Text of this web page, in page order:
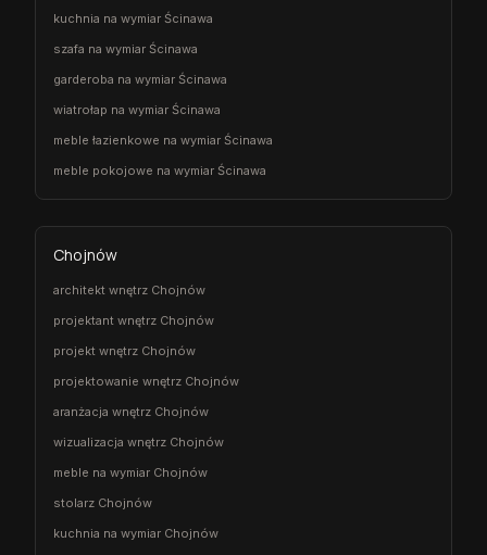
kuchnia na wymiar Ścinawa
szafa na wymiar Ścinawa
garderoba na wymiar Ścinawa
wiatrołap na wymiar Ścinawa
meble łazienkowe na wymiar Ścinawa
meble pokojowe na wymiar Ścinawa
Chojnów
architekt wnętrz Chojnów
projektant wnętrz Chojnów
projekt wnętrz Chojnów
projektowanie wnętrz Chojnów
aranżacja wnętrz Chojnów
wizualizacja wnętrz Chojnów
meble na wymiar Chojnów
stolarz Chojnów
kuchnia na wymiar Chojnów